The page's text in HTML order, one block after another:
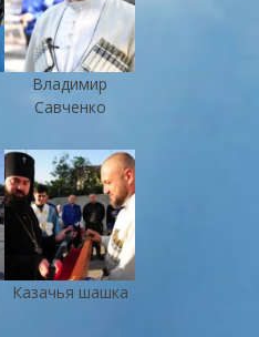
Владимир
Савченко
Казачья шашка